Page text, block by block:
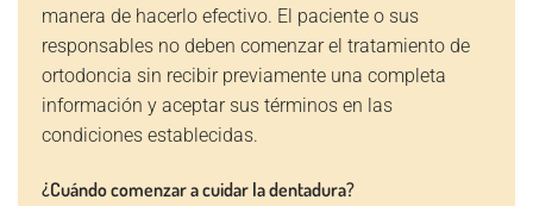
manera de hacerlo efectivo. El paciente o sus
responsables no deben comenzar el tratamiento de
ortodoncia sin recibir previamente una completa
información y aceptar sus términos en las
condiciones establecidas.
¿Cuándo comenzar a cuidar la dentadura?